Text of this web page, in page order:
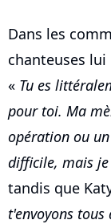
Dans les
chanteuses
« Tu es
pour toi. Ma
opération ou
difficile, mais
tandis que
t'envoyons